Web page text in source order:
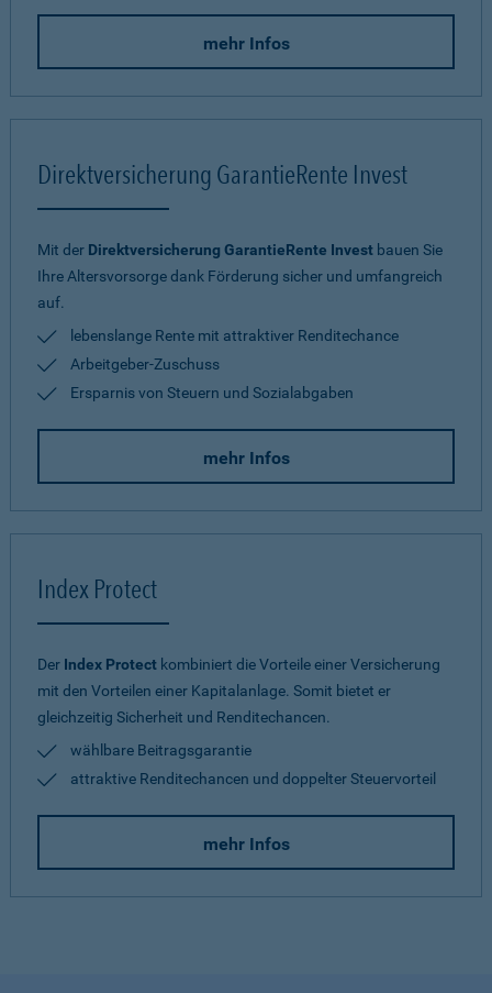
mehr Infos
Direktversicherung GarantieRente Invest
Mit der Direktversicherung GarantieRente Invest bauen Sie
Ihre Altersvorsorge dank Förderung sicher und umfangreich
auf.
lebenslange Rente mit attraktiver Renditechance
Arbeitgeber-Zuschuss
Ersparnis von Steuern und Sozialabgaben
mehr Infos
Index Protect
Der Index Protect kombiniert die Vorteile einer Versicherung
mit den Vorteilen einer Kapitalanlage. Somit bietet er
gleichzeitig Sicherheit und Renditechancen.
wählbare Beitragsgarantie
attraktive Renditechancen und doppelter Steuervorteil
mehr Infos